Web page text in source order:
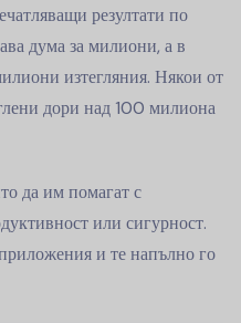
резултати по
дума за милиони, а в
изтегляния. Някои от
дори над 100 милиона
да им помагат с
или сигурност.
и те напълно го